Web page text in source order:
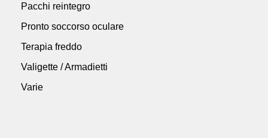
Pacchi reintegro
Pronto soccorso oculare
Terapia freddo
Valigette / Armadietti
Varie